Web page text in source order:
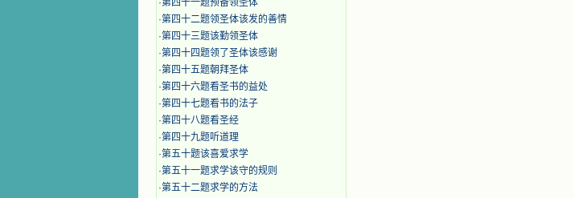
·第四十一题预备领圣体
·第四十二题领圣体该发的善情
·第四十三题该勤领圣体
·第四十四题领了圣体该感谢
·第四十五题朝拜圣体
·第四十六题看圣书的益处
·第四十七题看书的法子
·第四十八题看圣经
·第四十九题听道理
·第五十题该喜爱求学
·第五十一题求学该守的规则
·第五十二题求学的方法